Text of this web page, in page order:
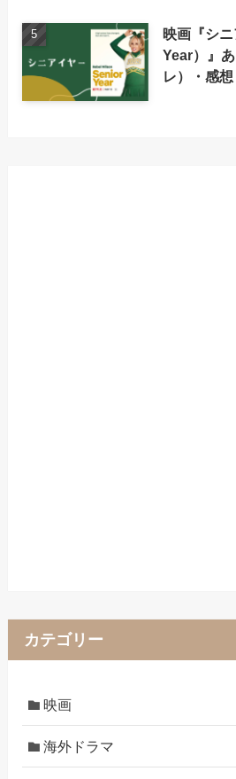
映画『シ
Year）』
レ）・感
カテゴリー
映画
海外ドラマ